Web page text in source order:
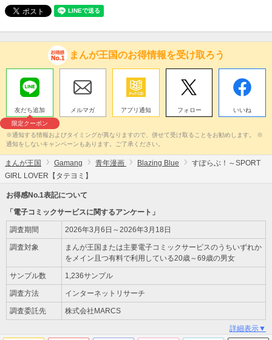
まんが王国のお得情報を受け取ろう
友だち追加
限定クーポン
メルマガ アプリ通知 フォロー いいね
※通知する情報およびタイミングが異なりますので、併せて受け取ることをお勧めします。 ※
通知をしないキャンペーンもあります。ご了承ください。
まんが王国 Gamang 青年漫画 Blazing Blue
すぽらぶ！～SPORT
GIRL LOVER【タテヨミ】
お得感No.1表記について
「電子コミックサービスに関するアンケート」
調査期間 2026年3月6日～2026年3月18日
調査対象
まんが王国または主要電子コミックサービスのうちいずれか
をメイン且つ有料で利用している20歳～69歳の男女
サンプル数 1,236サンプル
調査方法 インターネットリサーチ
調査委託先 株式会社MARCS
詳細表示▼